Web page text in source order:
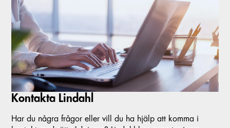
Kontakta Lindahl
Har du några frågor eller vill du ha hjälp att komma i